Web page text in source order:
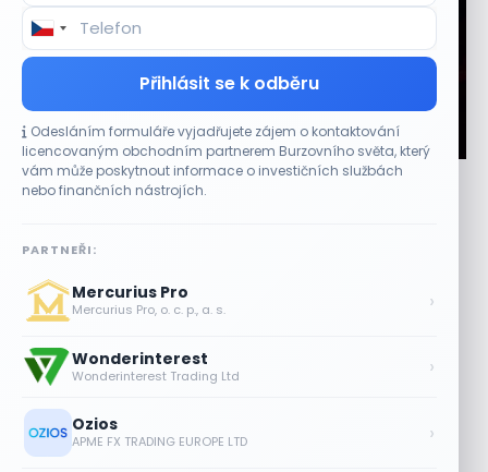
Přihlásit se k odběru
Odesláním formuláře vyjadřujete zájem o kontaktování
licencovaným obchodním partnerem Burzovního světa, který
vám může poskytnout informace o investičních službách
nebo finančních nástrojích.
PARTNEŘI:
Mercurius Pro
Mercurius Pro, o. c. p., a. s. ›
Wonderinterest
Wonderinterest Trading Ltd ›
Ozios
APME FX TRADING EUROPE LTD ›
CO HÝBE TRHEM
Plány Starlinku srazily akcie T-Mobile, AT&T a
vedení společnosti SpaceX (SPCX) během hovoru k
výsledkům za druhé čtvrtletí obnovily obavy z dopadu...
Lisa Su zlehčuje Muskův závazek vůči
Nvidii. Akcie AMD po výsledcích klesají